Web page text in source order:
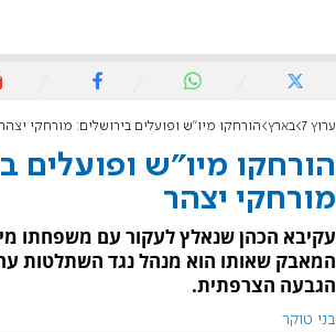
ערוץ 7 בארץ הורחקו מיו"ש ופועלים בירושלים: מורחקי יצהר
הורחקו מיו"ש ופועלים
מורחקי יצהר
עקיבא הכהן שנאלץ לעקור עם משפחתו
המאבק שאותו הוא מנהל נגד השתלטות
הגבעה הצרפתית.
בני טוקר